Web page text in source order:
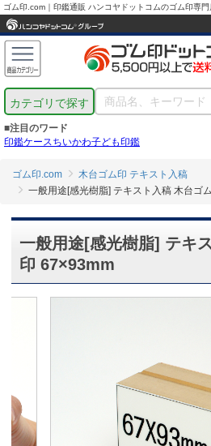
ゴム印.com｜印鑑通販 ハンコヤドットコムのゴム印専門
カテゴリで探す
■注目のワード
印鑑ケースちいかわ子ども印鑑
ゴム印.com
木台ゴム印 テキスト入稿
一般用途[感光樹脂] テキスト入稿 木台ゴ
一般用途[感光樹脂] テキ
印 67×93mm